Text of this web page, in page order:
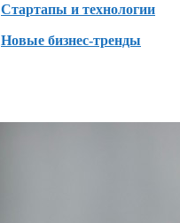
Стартапы и технологии
Новые бизнес-тренды